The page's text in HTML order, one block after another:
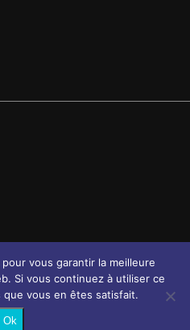
vous garantir la meilleure
Si vous continuez à utiliser ce
vous en êtes satisfait.
Ok